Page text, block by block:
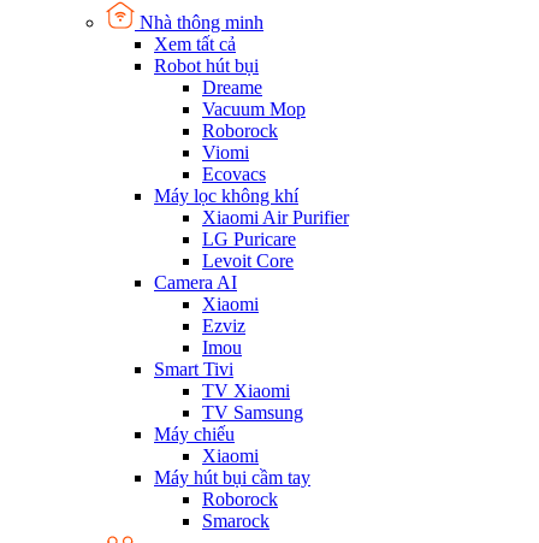
Nhà thông minh
Xem tất cả
Robot hút bụi
Dreame
Vacuum Mop
Roborock
Viomi
Ecovacs
Máy lọc không khí
Xiaomi Air Purifier
LG Puricare
Levoit Core
Camera AI
Xiaomi
Ezviz
Imou
Smart Tivi
TV Xiaomi
TV Samsung
Máy chiếu
Xiaomi
Máy hút bụi cầm tay
Roborock
Smarock